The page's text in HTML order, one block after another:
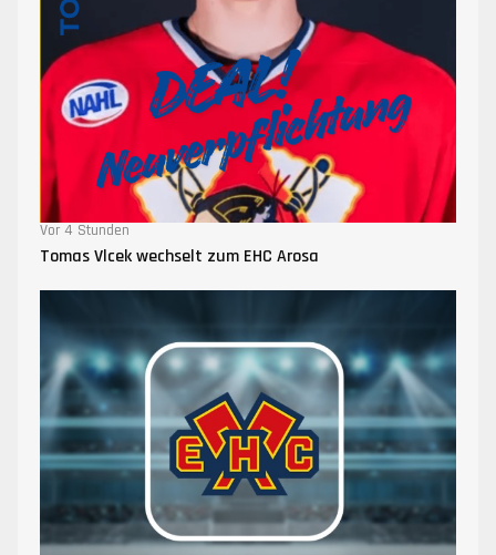
Vor 4 Stunden
Tomas Vlcek wechselt zum EHC Arosa